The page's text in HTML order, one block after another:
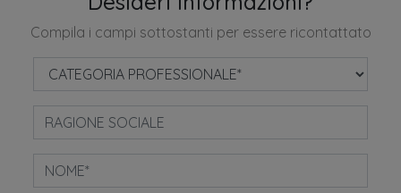
Compila i campi sottostanti per essere ricontattato